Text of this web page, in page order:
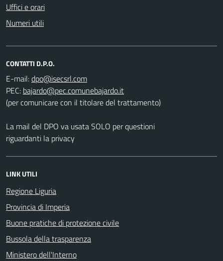
Uffici e orari
Numeri utili
CONTATTI D.P.O.
E-mail:
PEC:
(per comunicare con il titolare del trattamento)
La mail del DPO va usata SOLO per questioni
riguardanti la privacy
LINK UTILI
Regione Liguria
Provincia di Imperia
Buone pratiche di protezione civile
Bussola della trasparenza
Ministero dell'Interno